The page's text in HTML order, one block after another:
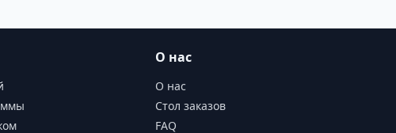
О нас
О нас
Стол заказов
FAQ